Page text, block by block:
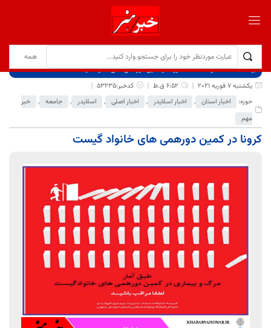
برگ نخست نوشته‌ها
کرونا در کمین دورهمی های خانواد گیست
یکشنبه 7 فوریه 2021
6:52 ق.ظ
کدخبر:53235
حوزه:
اخبار استان , اخبار اسلایدر , اخبار اصلی , اسلایدر , جامعه ,
خبر
مهم
کرونا در کمین دورهمی های خانواد گیست